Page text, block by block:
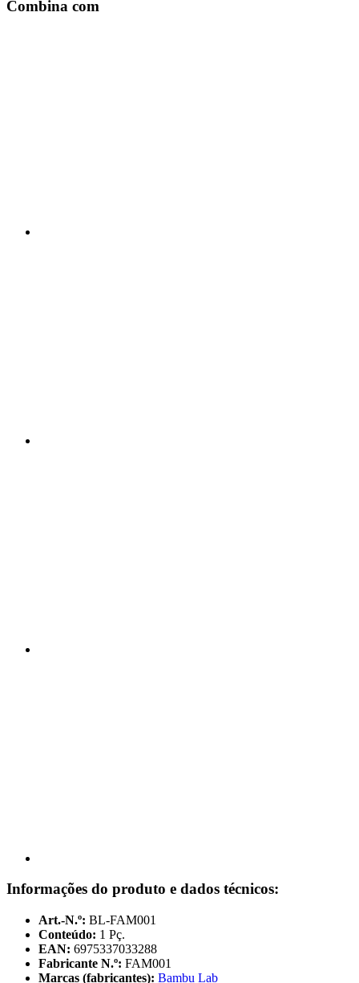
Combina com
Informações do produto e dados técnicos:
Art.-N.º: BL-FAM001
Conteúdo: 1 Pç.
EAN: 6975337033288
Fabricante N.º: FAM001
Marcas (fabricantes): Bambu Lab